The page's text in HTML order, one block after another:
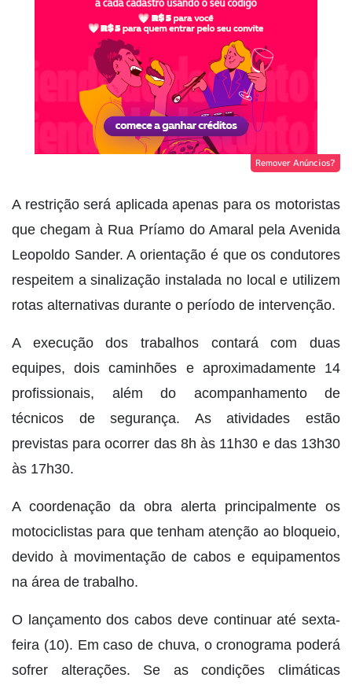
Remover Anúncios?
A restrição será aplicada apenas para os motoristas
que chegam à Rua Príamo do Amaral pela Avenida
Leopoldo Sander. A orientação é que os condutores
respeitem a sinalização instalada no local e utilizem
rotas alternativas durante o período de intervenção.
A execução dos trabalhos contará com duas
equipes, dois caminhões e aproximadamente 14
profissionais, além do acompanhamento de
técnicos de segurança. As atividades estão
previstas para ocorrer das 8h às 11h30 e das 13h30
às 17h30.
A coordenação da obra alerta principalmente os
motociclistas para que tenham atenção ao bloqueio,
devido à movimentação de cabos e equipamentos
na área de trabalho.
O lançamento dos cabos deve continuar até sexta-
feira (10). Em caso de chuva, o cronograma poderá
sofrer alterações. Se as condições climáticas